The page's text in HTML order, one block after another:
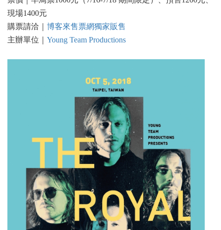
現場1400元
購票請洽｜ 博客來售票網獨家販售
主辦單位｜ Young Team Productions